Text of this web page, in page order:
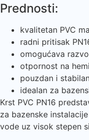
Prednosti:
kvalitetan PVC
radni pritisak
omogućava
otpornost na
pouzdan i
idealan za
Krst PVC PN16
za bazenske
vode uz visok stepen